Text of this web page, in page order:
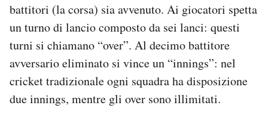
battitori (la corsa) sia avvenuto. Ai giocatori spetta
un turno di lancio composto da sei lanci: questi
turni si chiamano “over”. Al decimo battitore
avversario eliminato si vince un “innings”: nel
cricket tradizionale ogni squadra ha disposizione
due innings, mentre gli over sono illimitati.